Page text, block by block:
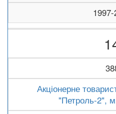
Акціонерне
"Петроль-2",